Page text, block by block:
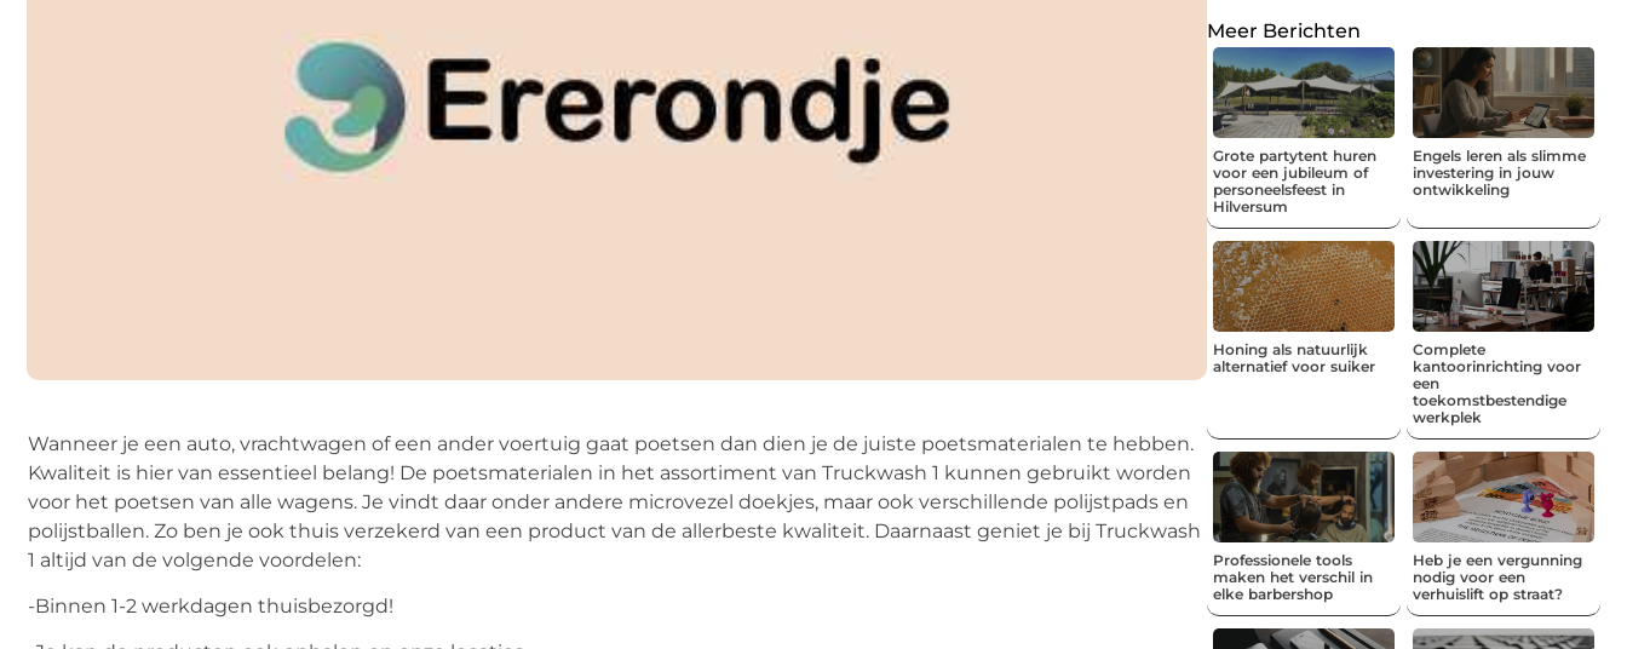
Wanneer je een auto, vrachtwagen of een ander voertuig gaat poetsen dan dien je de juiste poetsmaterialen te hebben.
Kwaliteit is hier van essentieel belang! De poetsmaterialen in het assortiment van Truckwash 1 kunnen gebruikt worden
voor het poetsen van alle wagens. Je vindt daar onder andere microvezel doekjes, maar ook verschillende polijstpads en
polijstballen. Zo ben je ook thuis verzekerd van een product van de allerbeste kwaliteit. Daarnaast geniet je bij Truckwash
1 altijd van de volgende voordelen:
-Binnen 1-2 werkdagen thuisbezorgd!
Meer Berichten
Grote partytent huren
voor een jubileum of
personeelsfeest in
Hilversum
Engels leren als slimme
investering in jouw
ontwikkeling
Honing als natuurlijk
alternatief voor suiker
Complete
kantoorinrichting voor
een
toekomstbestendige
werkplek
Professionele tools
maken het verschil in
elke barbershop
Heb je een vergunning
nodig voor een
verhuislift op straat?